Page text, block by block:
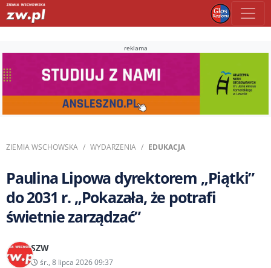
reklama
ZIEMIA WSCHOWSKA WYDARZENIA EDUKACJA
Paulina Lipowa dyrektorem „Piątki”
do 2031 r. „Pokazała, że potrafi
świetnie zarządzać”
SZW
śr., 8 lipca 2026 09:37